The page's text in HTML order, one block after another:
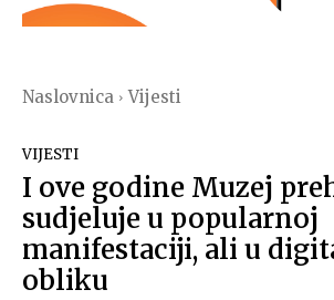
Naslovnica Vijesti
VIJESTI
I ove godine Muzej
sudjeluje u popularnoj
manifestaciji, ali u
obliku